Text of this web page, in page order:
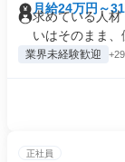
月給24万円～
求めている人
いはそのまま、
業界未経験歓迎
正社員